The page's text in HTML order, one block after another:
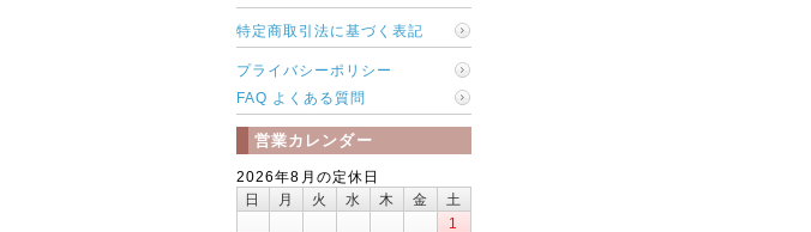
特定商取引法に基づく表記
プライバシーポリシー
FAQ よくある質問
営業カレンダー
2026年8月の定休日
日
月 火 水 木 金
土
1